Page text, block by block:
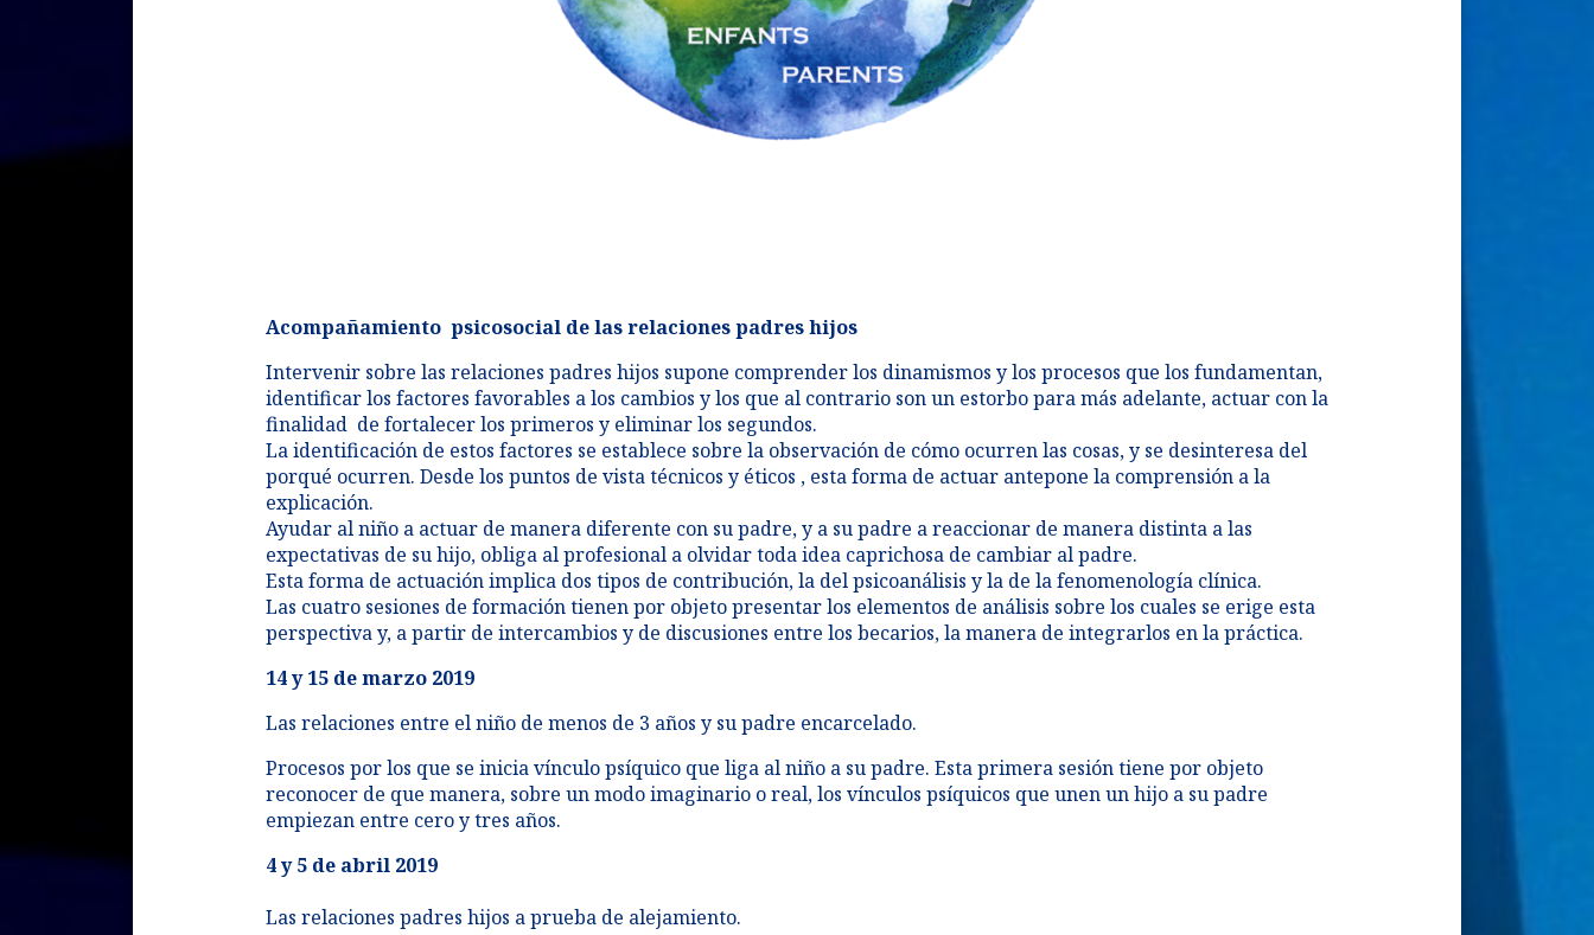
Acompañamiento psicosocial de las relaciones padres hijos
Intervenir sobre las relaciones padres hijos supone comprender los dinamismos y los procesos que los fundamentan,
identificar los factores favorables a los cambios y los que al contrario son un estorbo para más adelante, actuar con la
finalidad de fortalecer los primeros y eliminar los segundos.
La identificación de estos factores se establece sobre la observación de cómo ocurren las cosas, y se desinteresa del
porqué ocurren. Desde los puntos de vista técnicos y éticos , esta forma de actuar antepone la comprensión a la
explicación.
Ayudar al niño a actuar de manera diferente con su padre, y a su padre a reaccionar de manera distinta a las
expectativas de su hijo, obliga al profesional a olvidar toda idea caprichosa de cambiar al padre.
Esta forma de actuación implica dos tipos de contribución, la del psicoanálisis y la de la fenomenología clínica.
Las cuatro sesiones de formación tienen por objeto presentar los elementos de análisis sobre los cuales se erige esta
perspectiva y, a partir de intercambios y de discusiones entre los becarios, la manera de integrarlos en la práctica.
14 y 15 de marzo 2019
Las relaciones entre el niño de menos de 3 años y su padre encarcelado.
Procesos por los que se inicia vínculo psíquico que liga al niño a su padre. Esta primera sesión tiene por objeto
reconocer de que manera, sobre un modo imaginario o real, los vínculos psíquicos que unen un hijo a su padre
empiezan entre cero y tres años.
4 y 5 de abril 2019​
Las relaciones padres hijos a prueba de alejamiento​.